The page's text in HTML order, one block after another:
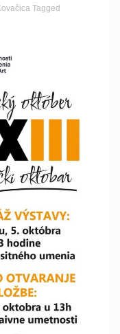
Tagged